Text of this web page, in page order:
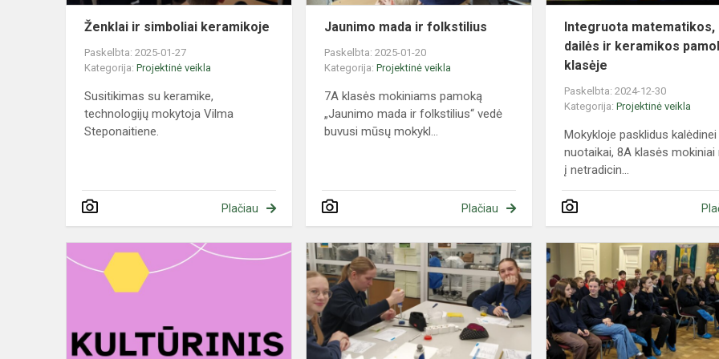
Ženklai ir simboliai keramikoje
Paskelbta: 2025-01-27
Kategorija: Projektinė veikla
Susitikimas su keramike,
technologijų mokytoja Vilma
Steponaitiene.
Plačiau
Jaunimo mada ir folkstilius
Paskelbta: 2025-01-20
Kategorija:Projektinė veikla
7A klasės mokiniams pamoką
„Jaunimo mada ir folkstilius“ vedė
buvusi mūsų mokykl...
Plačiau
Integruota matematikos,
dailės ir keramikos
klasėje
Paskelbta: 2024-12-30
Kategorija:Projektinė veikla
Mokykloje pasklidus kalėdinei
nuotaikai, 8A klasės mokiniai
į netradicin...
Keramika
istorija
TŪM
projektas
„STEAM
kompetencijų
ugdymas
tradicinėse